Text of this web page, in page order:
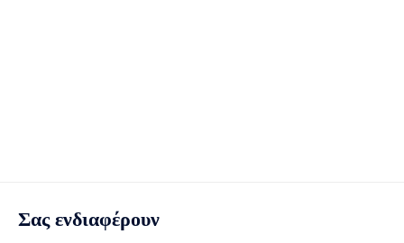
Σας ενδιαφέρουν